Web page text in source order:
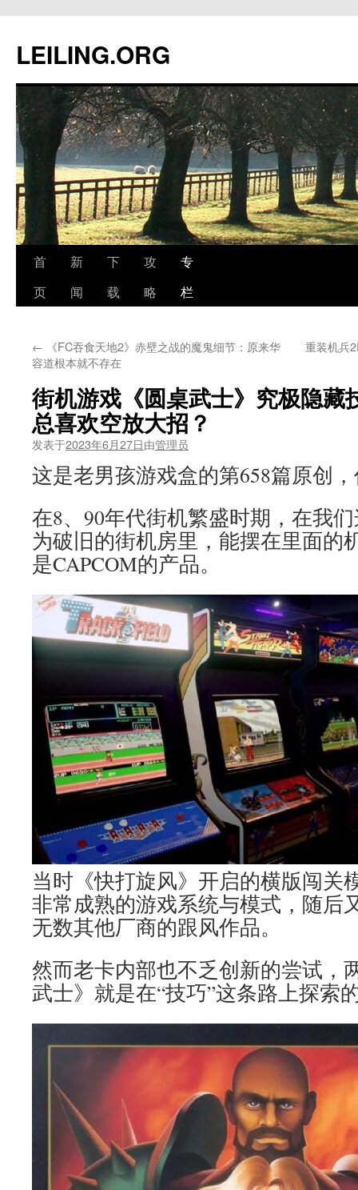
文
LEILING.ORG
首
页
新
闻
下
载
攻
略
专
栏
← 《FC吞食天地2》赤壁之战的魔鬼细节：原来华
容道根本就不存在
重装机兵
街机游戏《圆桌武士》究极隐藏
总喜欢空放大招？
发表于2023年6月27日由管理员
这是老男孩游戏盒的第658篇原创
在8、90年代街机繁盛时期，在我
为破旧的街机房里，能摆在里面的
是CAPCOM的产品。
当时《快打旋风》开启的横版闯关
非常成熟的游戏系统与模式，随后
无数其他厂商的跟风作品。
然而老卡内部也不乏创新的尝试，
武士》就是在“技巧”这条路上探索